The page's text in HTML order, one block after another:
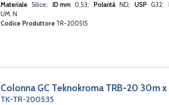
Materiale Silice ID mm 0,53 Polarità ND USP G32
UM. N
Codice Produttore TR-200515
Colonna GC Teknokroma TRB-20 30m
TK-TR-200535